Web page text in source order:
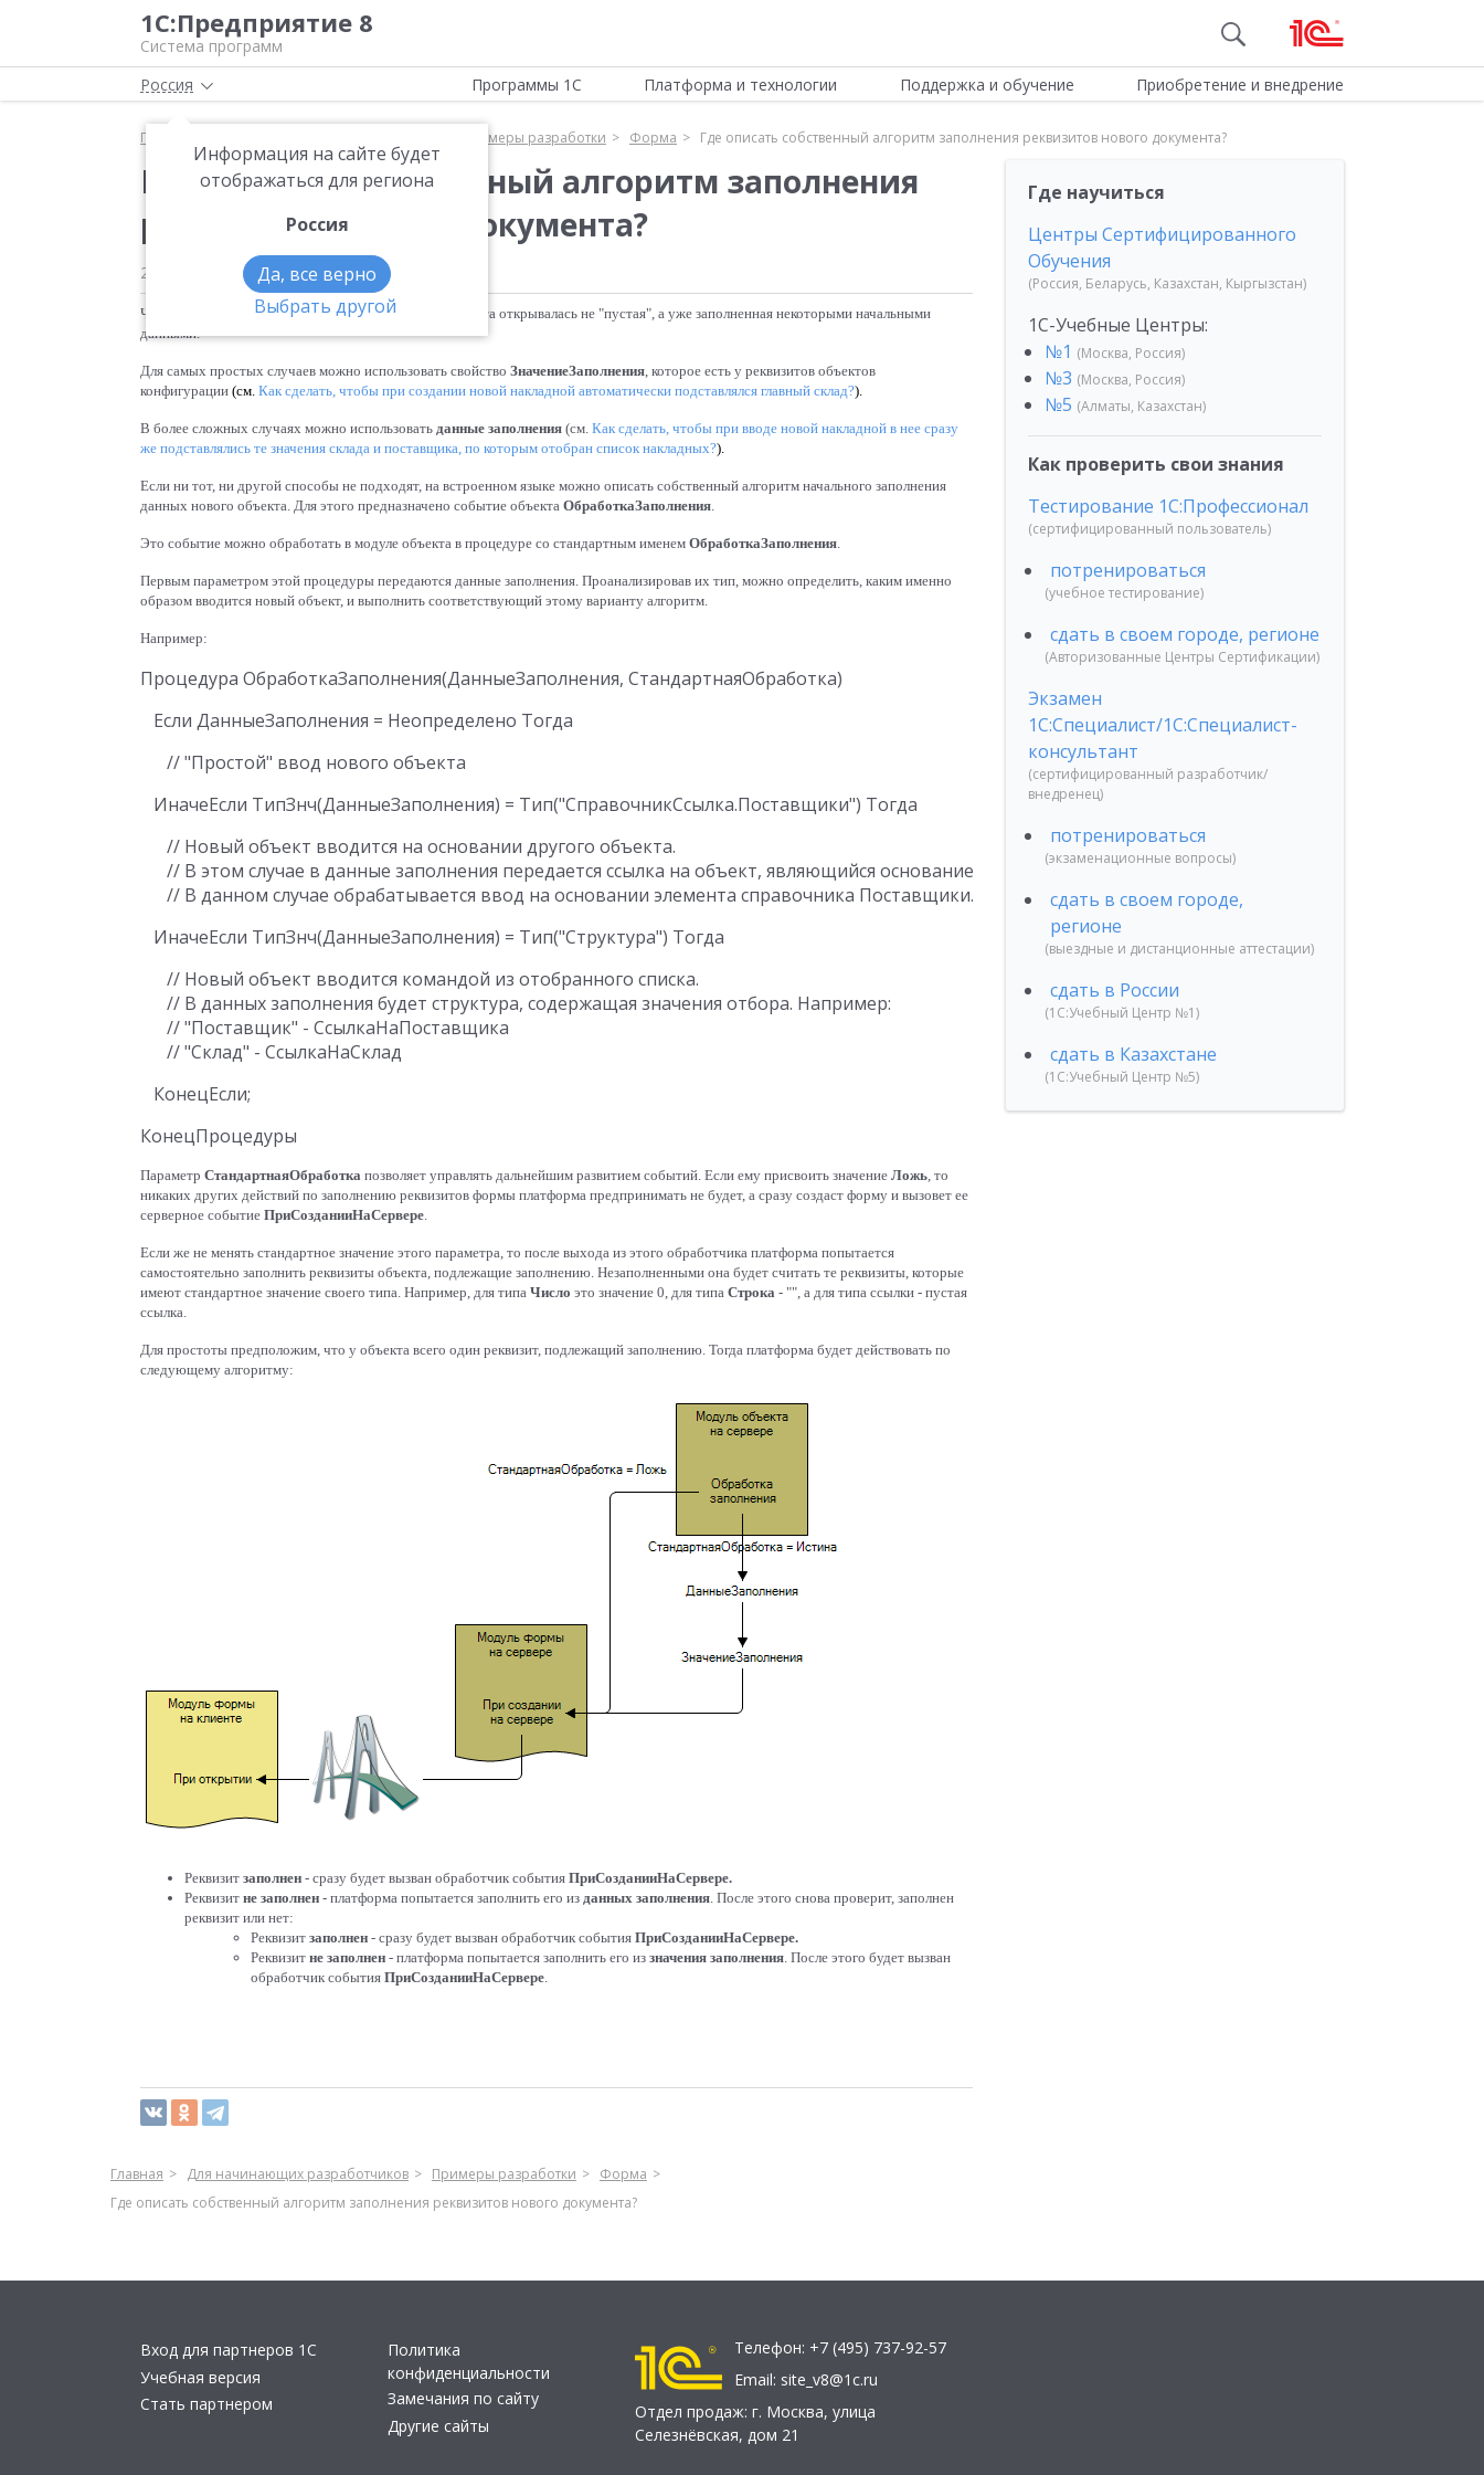
1С:Предприятие 8
Система программ
Россия
Информация на сайте будет
отображаться для региона
Россия
Да, все верно
Выбрать другой
Программы 1С Платформа и технологии Поддержка и обучение Приобретение и внедрение
Главная Примеры разработки Форма Где описать собственный алгоритм заполнения реквизитов нового документа?
Где описать собственный алгоритм заполнения
реквизитов нового документа?
25.06.2012
Частая задача - сделать так, чтобы форма нового объекта открывалась не "пустая", а уже заполненная некоторыми начальными
данными.
Для самых простых случаев можно использовать свойство ЗначениеЗаполнения, которое есть у реквизитов объектов
конфигурации (см. Как сделать, чтобы при создании новой накладной автоматически подставлялся главный склад?).
В более сложных случаях можно использовать данные заполнения (см. Как сделать, чтобы при вводе новой накладной в нее сразу
же подставлялись те значения склада и поставщика, по которым отобран список накладных?).
Если ни тот, ни другой способы не подходят, на встроенном языке можно описать собственный алгоритм начального заполнения
данных нового объекта. Для этого предназначено событие объекта ОбработкаЗаполнения.
Это событие можно обработать в модуле объекта в процедуре со стандартным именем ОбработкаЗаполнения.
Первым параметром этой процедуры передаются данные заполнения. Проанализировав их тип, можно определить, каким именно
образом вводится новый объект, и выполнить соответствующий этому варианту алгоритм.
Например:
// Новый объект вводится на основании другого объекта.
// В этом случае в данные заполнения передается ссылка на объект, являющийся основанием.
// Новый объект вводится командой из отобранного списка.
// В данных заполнения будет структура, содержащая значения отбора. Например:
// "Поставщик" - СсылкаНаПоставщика
Параметр СтандартнаяОбработка позволяет управлять дальнейшим развитием событий. Если ему присвоить значение Ложь, то
никаких других действий по заполнению реквизитов формы платформа предпринимать не будет, а сразу создаст форму и вызовет ее
серверное событие ПриСозданииНаСервере.
Если же не менять стандартное значение этого параметра, то после выхода из этого обработчика платформа попытается
самостоятельно заполнить реквизиты объекта, подлежащие заполнению. Незаполненными она будет считать те реквизиты, которые
имеют стандартное значение своего типа. Например, для типа Число это значение 0, для типа Строка - "", а для типа ссылки - пустая
ссылка.
Для простоты предположим, что у объекта всего один реквизит, подлежащий заполнению. Тогда платформа будет действовать по
следующему алгоритму:
Реквизит заполнен - сразу будет вызван обработчик события ПриСозданииНаСервере.
Реквизит не заполнен - платформа попытается заполнить его из данных заполнения. После этого снова проверит, заполнен
реквизит или нет:
Реквизит заполнен - сразу будет вызван обработчик события ПриСозданииНаСервере.
Реквизит не заполнен - платформа попытается заполнить его из значения заполнения. После этого будет вызван
обработчик события ПриСозданииНаСервере.
Где научиться
Центры Сертифицированного
Обучения
(Россия, Беларусь, Казахстан, Кыргызстан)
1С-Учебные Центры:
№1 (Москва, Россия)
№3 (Москва, Россия)
№5 (Алматы, Казахстан)
Как проверить свои знания
Тестирование 1С:Профессионал
(сертифицированный пользователь)
потренироваться
(учебное тестирование)
сдать в своем городе, регионе
(Авторизованные Центры Сертификации)
Экзамен
1С:Специалист/1С:Специалист-
консультант
(сертифицированный разработчик/
внедренец)
потренироваться
(экзаменационные вопросы)
сдать в своем городе,
регионе
(выездные и дистанционные аттестации)
сдать в России
(1С:Учебный Центр №1)
сдать в Казахстане
(1С:Учебный Центр №5)
Главная Для начинающих разработчиков Примеры разработки
Форма
Где описать собственный алгоритм заполнения реквизитов нового документа?
Вход для партнеров 1С
Учебная версия
Стать партнером
Политика
конфиденциальности
Замечания по сайту
Другие сайты
Телефон: +7 (495) 737-92-57
Email: site_v8@1c.ru
Отдел продаж: г. Москва, улица
Селезнёвская, дом 21